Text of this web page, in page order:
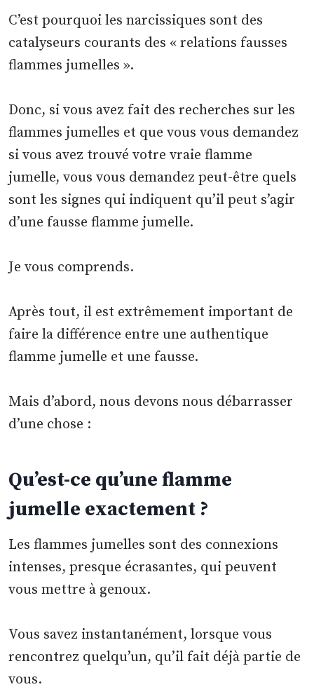
C’est pourquoi les narcissiques sont des
catalyseurs courants des « relations fausses
flammes jumelles ».
Donc, si vous avez fait des recherches sur les
flammes jumelles et que vous vous demandez
si vous avez trouvé votre vraie flamme
jumelle, vous vous demandez peut-être quels
sont les signes qui indiquent qu’il peut s’agir
d’une fausse flamme jumelle.
Je vous comprends.
Après tout, il est extrêmement important de
faire la différence entre une authentique
flamme jumelle et une fausse.
Mais d’abord, nous devons nous débarrasser
d’une chose :
Qu’est-ce qu’une flamme
jumelle exactement ?
Les flammes jumelles sont des connexions
intenses, presque écrasantes, qui peuvent
vous mettre à genoux.
Vous savez instantanément, lorsque vous
rencontrez quelqu’un, qu’il fait déjà partie de
vous.